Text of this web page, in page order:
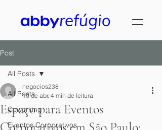
Post
All Posts
Coworking
Eventos Corporativos
All Posts
Espaço para Eventos
negocios238
10 de abr. 4 min de leitura